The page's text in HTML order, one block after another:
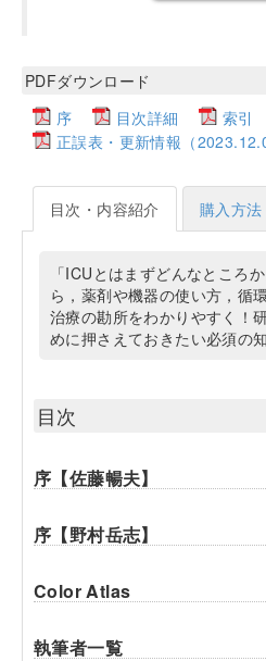
PDFダウンロード
序
目次詳細
索引
正誤表・更新情報（
目次・内容紹介 購入方
「ICUとはまずどんなところ
ら，薬剤や機器の使い方，循
治療の勘所をわかりやすく！
めに押さえておきたい必須の
目次
序【佐藤暢夫】
序【野村岳志】
Color Atlas
執筆者一覧